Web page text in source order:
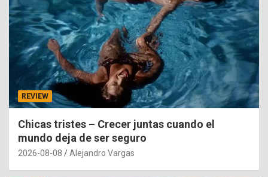
REVIEW
Chicas tristes – Crecer juntas cuando el
mundo deja de ser seguro
2026-08-08 Alejandro Vargas